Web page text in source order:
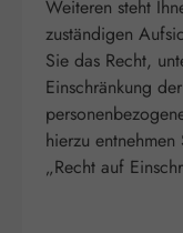
Weiteren steht
zuständigen
Sie das Recht,
Einschränkung
hierzu
„Recht auf